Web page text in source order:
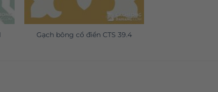
Gạch bông cổ điển CTS 39.4